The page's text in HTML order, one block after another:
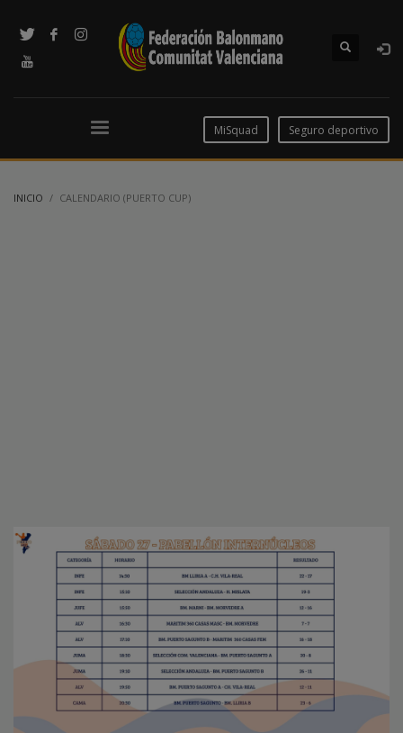
MiSquad Seguro deportivo
INICIO CALENDARIO (PUERTO CUP)